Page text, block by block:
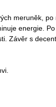
meruněk, po
energie. Po
Závěr s